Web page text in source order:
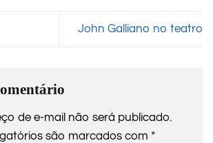
John Galliano no teatro
de e-mail não será publicado.
são marcados com *